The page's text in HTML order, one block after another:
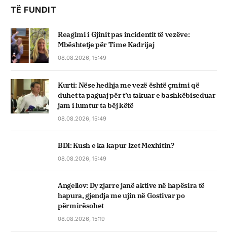
TË FUNDIT
Reagimi i Gjinit pas incidentit të vezëve:
Mbështetje për Time Kadrijaj
08.08.2026, 15:49
Kurti: Nëse hedhja me vezë është çmimi që
duhet ta paguaj për t’u takuar e bashkëbiseduar
jam i lumtur ta bëj këtë
08.08.2026, 15:49
BDI: Kush e ka kapur Izet Mexhitin?
08.08.2026, 15:49
Angellov: Dy zjarre janë aktive në hapësira të
hapura, gjendja me ujin në Gostivar po
përmirësohet
08.08.2026, 15:19